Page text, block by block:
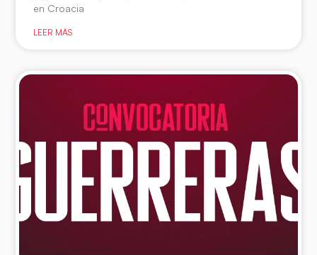
en Croacia
LEER MÁS